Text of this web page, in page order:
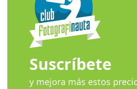
Suscríbete
y mejora más estos